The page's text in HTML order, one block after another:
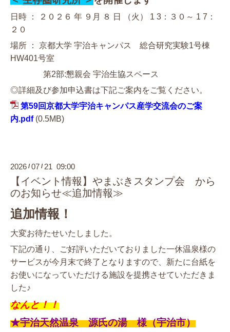
日時 ： ２０２６ 年 ９月 ８ 日 （火） 1 3：３０～ 1 7：
２０
場所 ： 京都大学 宇治キャンパス 総合研究実験1号棟
HW401号室
第2部:懇親会 宇治生協スペース
◎詳細及び参加申込書は下記ご案内をご覧ください。
第59回京都大学宇治キャンパス産学交流会のご案
内.pdf(0.5MB)
2026 /07 / 21 09:00
【イベント情報】やまぶきスタンプ会 から
のお知らせ≪追加情報≫
追加情報！
大変お待たせいたしました。
下記の通り、ご好評いただいておりました一休温泉様の
サービスが今月末で終了となりますので、新たに台紙を
お使いになっていただける施設を提携させていただきま
した♪
なんと！！
★宇治天然温泉 源氏の湯 様（宇治市）